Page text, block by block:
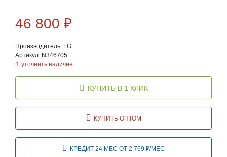
46 800 ₽
Производитель: LG
Артикул: N346705
уточнить наличие
КУПИТЬ В 1 КЛИК
КУПИТЬ ОПТОМ
КРЕДИТ 24 МЕС ОТ 2 769 ₽/МЕС